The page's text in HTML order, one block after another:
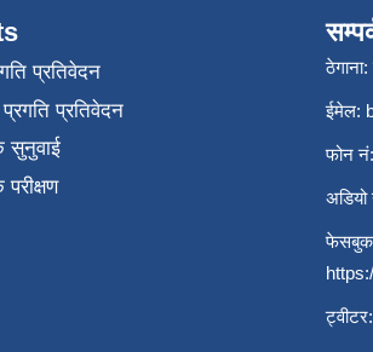
प्रतिवेदन
प्रतिवेदन
सुनुवाई
ईमेल:
फोन
ट्वीटर: